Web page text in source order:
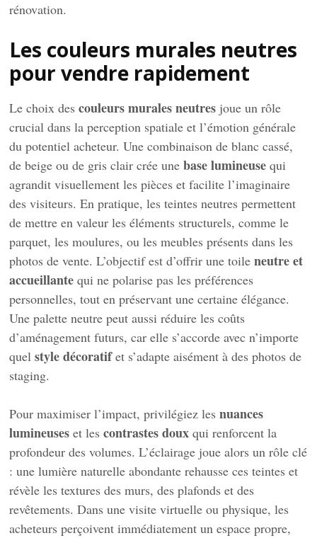
rénovation.
Les couleurs murales neutres
pour vendre rapidement
Le choix descouleurs murales neutres joue un rôle
crucial dans la perception spatiale et l’émotion générale
du potentiel acheteur. Une combinaison de blanc cassé,
de beige ou de gris clair crée unebase lumineuse qui
agrandit visuellement les pièces et facilite l’imaginaire
des visiteurs. En pratique, les teintes neutres permettent
de mettre en valeur les éléments structurels, comme le
parquet, les moulures, ou les meubles présents dans les
photos de vente. L’objectif est d’offrir une toileneutre et
accueillante qui ne polarise pas les préférences
personnelles, tout en préservant une certaine élégance.
Une palette neutre peut aussi réduire les coûts
d’aménagement futurs, car elle s’accorde avec n’importe
quelstyle décoratifet s’adapte aisément à des photos de
staging.
Pour maximiser l’impact, privilégiez lesnuances
lumineuses et lescontrastes doux qui renforcent la
profondeur des volumes. L’éclairage joue alors un rôle clé
: une lumière naturelle abondante rehausse ces teintes et
révèle les textures des murs, des plafonds et des
revêtements. Dans une visite virtuelle ou physique, les
acheteurs perçoivent immédiatement un espace propre,